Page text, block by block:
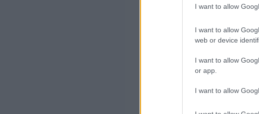
I want to allow
I want to allow
web or device
I want to allow
or app.
I want to allow
tudnak
Nagy Márton
segélyalapú,
és legmagasabb
alappillérei
foglalkoztatáspolitikai